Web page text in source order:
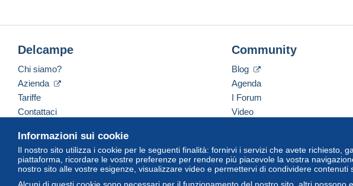
Informazioni sui cookie
Il nostro sito utilizza i cookie per le seguenti finalità: fornirvi i servizi che avete richiesto,
piattaforma, ricordare le vostre preferenze per rendere più piacevole la vostra
nostro sito alle vostre esigenze, visualizzare video e permettervi di condividere contenuti
Delcampe
Chi siamo?
Azienda
Tariffe
Contattaci
Community
Blog
Agenda
I Forum
Video
Italiano USD America/Indiana/Vevay Versione standard